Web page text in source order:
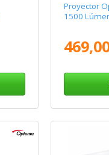
Proyector
1500